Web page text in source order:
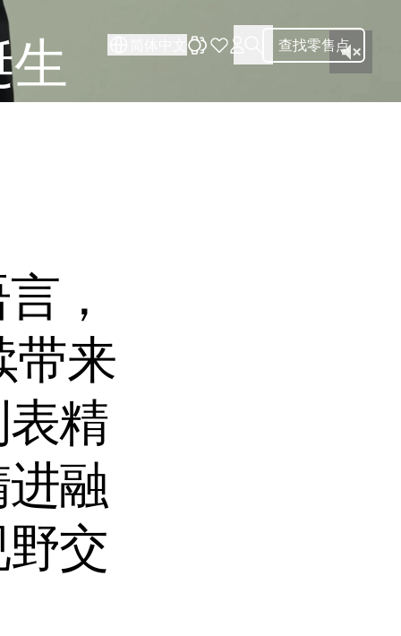
查找零售点
，
带来
精
融
交